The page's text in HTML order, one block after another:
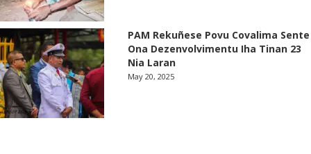
PAM Rekuñese Povu Covalima Sente
Ona Dezenvolvimentu Iha Tinan 23
Nia Laran
May 20, 2025